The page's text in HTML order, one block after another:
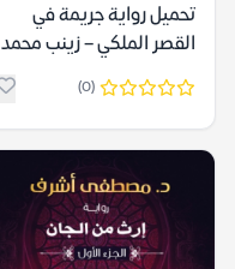
تحميل رواية جريمة في
القصر الملكي – زينب محمد
طه
(0)